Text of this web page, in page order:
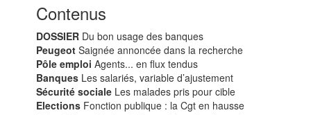
Contenus
DOSSIER Du bon usage des banques
Peugeot Saignée annoncée dans la recherche
Pôle emploi Agents... en flux tendus
Banques Les salariés, variable d’ajustement
Sécurité sociale Les malades pris pour cible
Elections Fonction publique : la Cgt en hausse